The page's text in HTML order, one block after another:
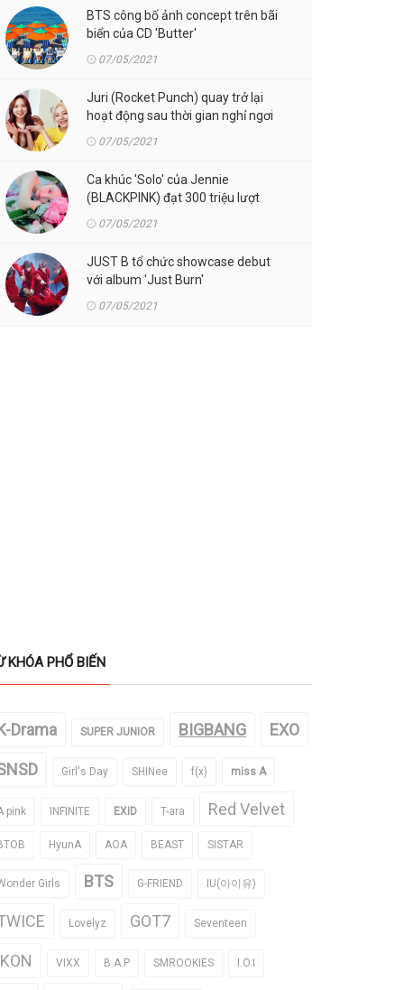
BTS công bố ảnh concept trên bãi
biển của CD 'Butter'
07/05/2021
Juri (Rocket Punch) quay trở lại
hoạt động sau thời gian nghỉ ngơi
07/05/2021
Ca khúc 'Solo' của Jennie
(BLACKPINK) đạt 300 triệu lượt
07/05/2021
JUST B tổ chức showcase debut
với album 'Just Burn'
07/05/2021
KHÓA PHỔ BIẾN
Drama SUPER JUNIOR BIGBANG EXO
Girl's Day SHINee f(x) miss A
pink INFINITE EXID T-ara Red Velvet
HyunA AOA BEAST SISTAR
Girls BTS G-FRIEND IU(아이유)
Lovelyz GOT7 Seventeen
VIXX B.A.P SMROOKIES I.O.I